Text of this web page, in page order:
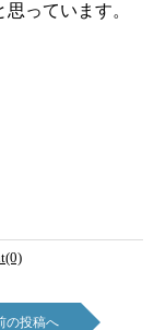
っています。
の投稿へ